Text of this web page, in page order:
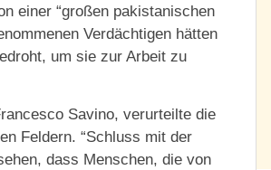
einer “großen pakistanischen
Verdächtigen hätten
um sie zur Arbeit zu
Savino, verurteilte die
Feldern. “Schluss mit der
dass Menschen, die von